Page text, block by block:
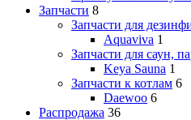
Запчасти 8
Запчасти для
Aquaviva 1
Запчасти для саун,
Keya Sauna 1
Запчасти к котлам 6
Daewoo 6
Распродажа 36